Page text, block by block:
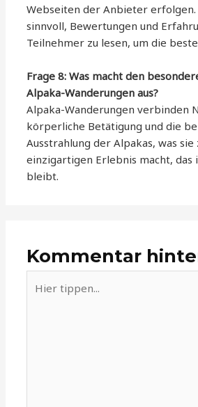
Webseiten der Anbieter erfolgen.
sinnvoll, Bewertungen und
Teilnehmer zu lesen, um die
Frage 8: Was macht den
Alpaka-Wanderungen aus?
Alpaka-Wanderungen verbinden
körperliche Betätigung und die
Ausstrahlung der Alpakas, was sie
einzigartigen Erlebnis macht, das
bleibt.
Kommentar
tippen...